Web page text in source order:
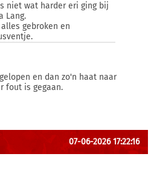
niet wat harder eri ging bij
Lang.
gebroken en
en dan zo'n haat naar
fout is gegaan.
07-06-2026 17:22:16